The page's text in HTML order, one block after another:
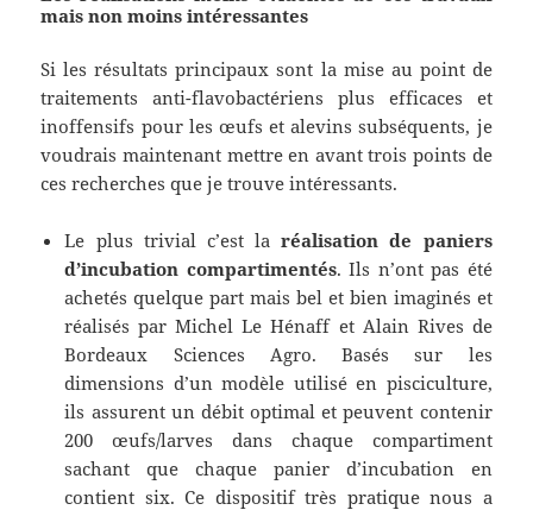
mais non moins intéressantes
Si les résultats principaux sont la mise au point de
traitements anti-flavobactériens plus efficaces et
inoffensifs pour les œufs et alevins subséquents, je
voudrais maintenant mettre en avant trois points de
ces recherches que je trouve intéressants.
Le plus trivial c’est laréalisation de paniers
d’incubation compartimentés. Ils n’ont pas été
achetés quelque part mais bel et bien imaginés et
réalisés par Michel Le Hénaff et Alain Rives de
Bordeaux Sciences Agro. Basés sur les
dimensions d’un modèle utilisé en pisciculture,
ils assurent un débit optimal et peuvent contenir
200 œufs/larves dans chaque compartiment
sachant que chaque panier d’incubation en
contient six. Ce dispositif très pratique nous a